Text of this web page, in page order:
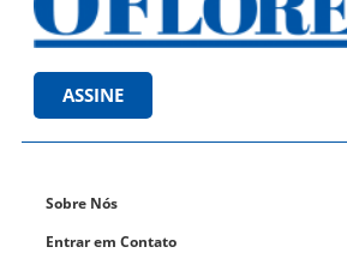
ASSINE
Sobre Nós
Entrar em Contato